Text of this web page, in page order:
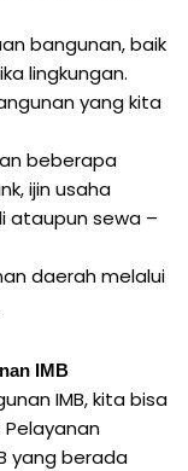
bangunan, baik
lingkungan.
yang kita
beberapa
ijin usaha
ataupun sewa –
daerah melalui
IMB
IMB, kita bisa
yang berada